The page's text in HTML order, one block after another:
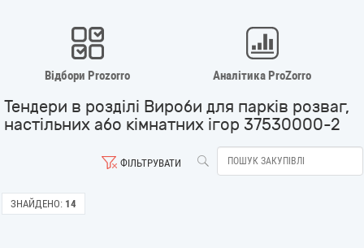
Відбори Prozorro Аналітика ProZorro
Тендери в розділі Вироби для парків розваг,
настільних або кімнатних ігор 37530000-2
ФІЛЬТРУВАТИ
ЗНАЙДЕНО: 14